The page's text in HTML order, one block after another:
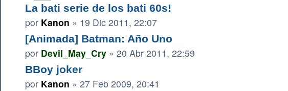
La bati serie de los bati 60s!
por Kanon » 19 Dic 2011, 22:07
[Animada] Batman: Año Uno
por Devil_May_Cry » 20 Abr 2011, 22:59
BBoy joker
por Kanon » 27 Feb 2009, 20:41